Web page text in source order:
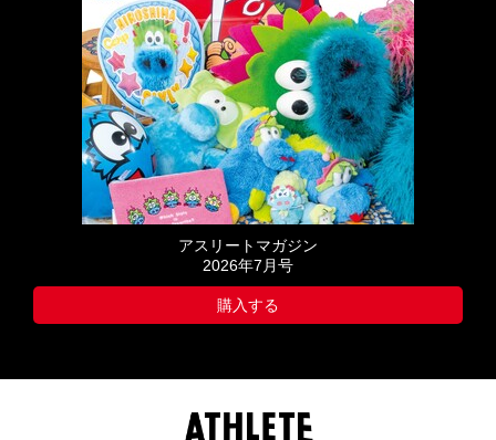
アスリートマガジン
2026年7月号
購入する